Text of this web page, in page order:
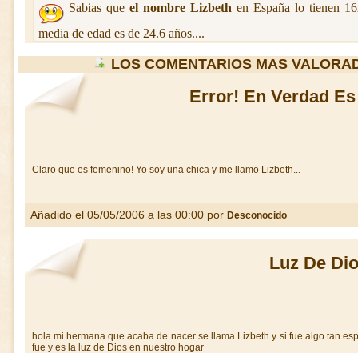
Sabias que el nombre Lizbeth en España lo tienen
media de edad es de 24.6 años....
LOS COMENTARIOS MAS
Error! En Verdad
Claro que es femenino! Yo soy una chica y me llamo Lizbeth...
Añadido el 05/05/2006 a las 00:00 por Desconocido
Luz De
hola mi hermana que acaba de nacer se llama Lizbeth y si fue algo tan
fue y es la luz de Dios en nuestro hogar